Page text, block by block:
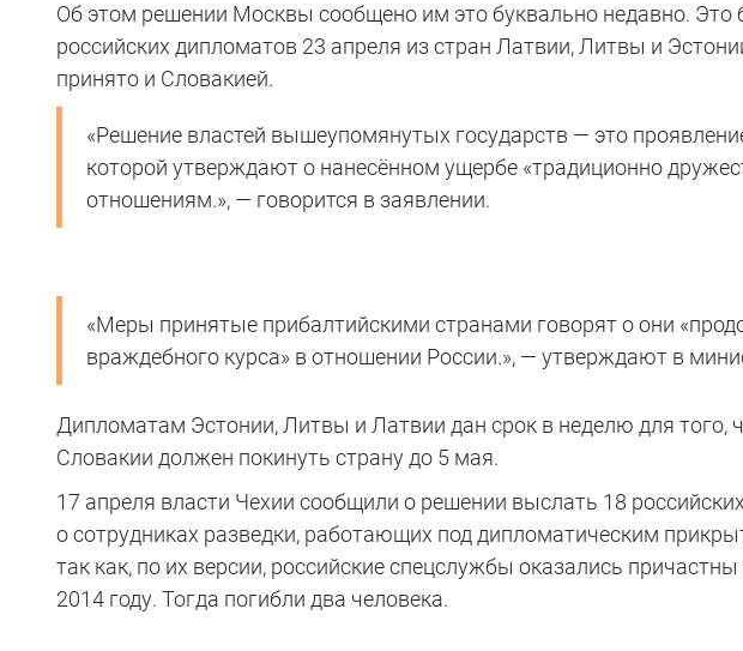
Об этом решении Москвы сообщено им это буквально недавно.
российских дипломатов 23 апреля из стран Латвии, Литвы и
принято и Словакией.
«Решение властей вышеупомянутых государств — это
которой утверждают о нанесённом ущербе «традиционно
отношениям.», — говорится в заявлении.
«Меры принятые прибалтийскими странами говорят о они
враждебного курса» в отношении России.», — утверждают в
Дипломатам Эстонии, Литвы и Латвии дан срок в неделю для того,
Словакии должен покинуть страну до 5 мая.
17 апреля власти Чехии сообщили о решении выслать 18
о сотрудниках разведки, работающих под дипломатическим
так как, по их версии, российские спецслужбы оказались
2014 году. Тогда погибли два человека.